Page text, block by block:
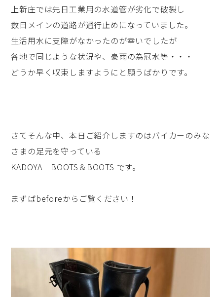
上新庄では先日工業用の水道管が劣化で破裂し
数日メインの道路が通行止めになっていました。
生活用水に支障がなかったのが幸いでしたが
各地で同じような状況や、豪雨の為冠水等・・・
どうか早く収束しますようにと願うばかりです。
さてそんな中、本日ご紹介しますのはバイカーのみな
さまの足元を守っている
KADOYA BOOTS＆BOOTS です。
まずばbeforeからご覧ください！